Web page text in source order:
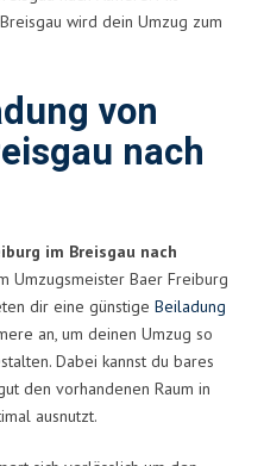
wird dein Umzug zum
von
nach
im Breisgau nach
Umzugsmeister Baer Freiburg
dir eine günstige Beiladung
an, um deinen Umzug so
Dabei kannst du bares
den vorhandenen Raum in
ausnutzt.